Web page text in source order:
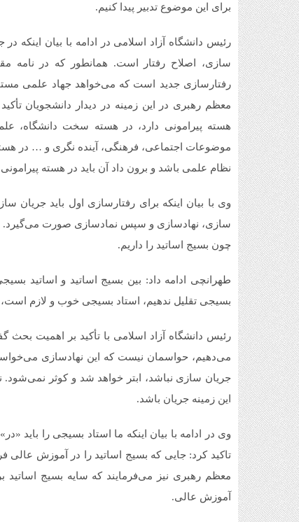
برای این موضوع تدبیر پیدا کنیم.
رئیس دانشگاه آزاد اسلامی در ادامه با بیان
سازی، اصلاح رفتار است. همانطور که در نامه
رفتارسازی جدید است که می‌خواهد جهاد علمی
معظم رهبری در این زمینه در دیدار دانشجویان
هسته پیرامونی دارد، در هسته سخت دانشگاه،
موضوعات اجتماعی، فرهنگی، آینده نگری و … در
نظام علمی باشد و برون داد آن باید در هسته
وی با بیان اینکه برای رفتارسازی اول باید
سازی، نهادسازی و سپس نمادسازی صورت می‌گیرد.
چون بسیج اساتید را داریم.
طهرانچی ادامه داد: بین بسیج اساتید و اساتید
بسیجی تقلیل ندهیم، استاد بسیجی خوب و لازم است،
رئیس دانشگاه آزاد اسلامی با تأکید بر اهمیت
می‌دهیم، حواسمان نیست که این نهادسازی
جریان سازی نباشد، ابتر خواهد شد و کوثر نمی‌شود.
این زمینه جریان باشد.
وی در ادامه با بیان اینکه ما استاد بسیجی را باید
تاکید کرد: جایی که بسیج اساتید را در آموزش عالی
معظم رهبری نیز می‌فرمایند که سایه بسیج
آموزش عالی.